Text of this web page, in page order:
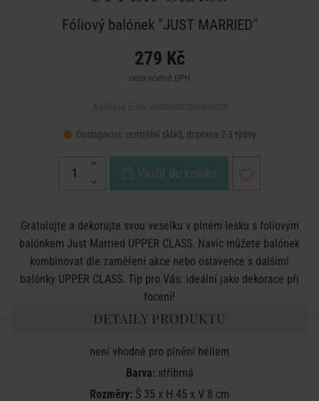
Fóliový balónek "JUST MARRIED"
279 Kč
cena včetně DPH
Dostupnost: centrální sklad, doprava 2-3 týdny
Vložit do košíku
Gratulujte a dekorujte svou veselku v plném lesku s foliovým
balónkem Just Married UPPER CLASS. Navíc můžete balónek
kombinovat dle zaměření akce nebo oslavence s dalšími
balónky UPPER CLASS. Tip pro Vás: ideální jako dekorace při
focení!
DETAILY PRODUKTU
není vhodné pro plnění héliem
Barva:stříbrná
Rozměry: Š 35 x H 45 x V 8 cm